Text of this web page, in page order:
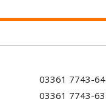
03361 7743-64
03361 7743-63